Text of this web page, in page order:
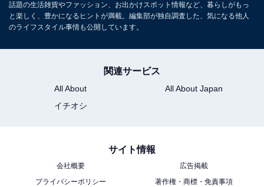
料金：入城券 一般 当日1500円 前売1300円 ／小・中学生
当日800円 前売500円
※お城EXPO検定受験の場合は入城料＋受験料一般5500
円、中学生以下4000円（要事前申込）
http://www.shiroexpo.jp/
話題の生活雑貨やファッション、お出かけスポット情報など、暮らしがもっ
と楽しく、豊かになるヒントが満載。編集部が独自調査した、気になる他人
のライフスタイル事情も公開しています。
関連サービス
All About
All About Japan
イチオシ
サイト情報
会社概要
広告掲載
プライバシーポリシー
著作権・商標・免責事項